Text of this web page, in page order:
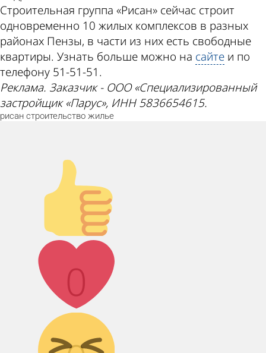
Строительная группа «Рисан» сейчас строит
одновременно 10 жилых комплексов в разных
районах Пензы, в части из них есть свободные
квартиры. Узнать больше можно на сайте и по
телефону 51-51-51.
Реклама. Заказчик - ООО «Специализированный
застройщик «Парус», ИНН 5836654615.
рисан строительство жилье
Палец вверх!
0
Лайк!
Дикий смех!